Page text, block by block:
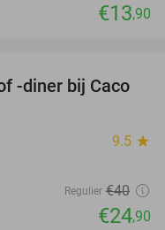
€13,90
38%
-diner bij Caco
9.5 star
Regulier €40
€24,90